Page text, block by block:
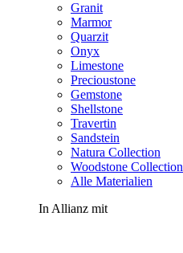
Granit
Marmor
Quarzit
Onyx
Limestone
Precioustone
Gemstone
Shellstone
Travertin
Sandstein
Natura Collection
Woodstone Collection
Alle Materialien
In Allianz mit